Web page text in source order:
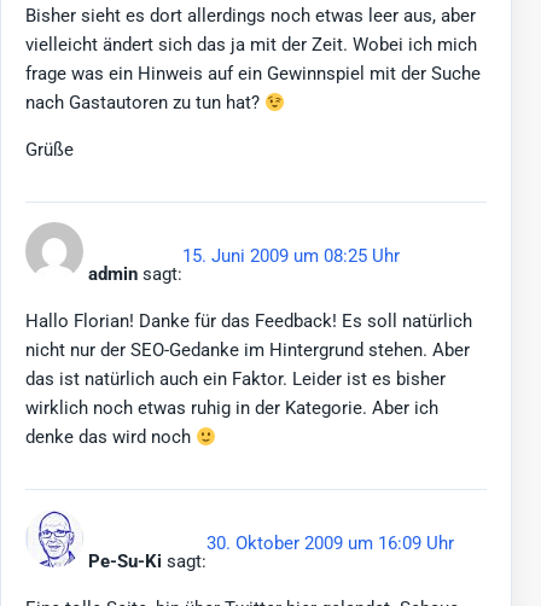
Bisher sieht es dort allerdings noch etwas leer aus, aber
vielleicht ändert sich das ja mit der Zeit. Wobei ich mich
frage was ein Hinweis auf ein Gewinnspiel mit der Suche
nach Gastautoren zu tun hat?
Grüße
admin sagt:
15. Juni 2009 um 08:25 Uhr
Hallo Florian! Danke für das Feedback! Es soll natürlich
nicht nur der SEO-Gedanke im Hintergrund stehen. Aber
das ist natürlich auch ein Faktor. Leider ist es bisher
wirklich noch etwas ruhig in der Kategorie. Aber ich
denke das wird noch
Pe-Su-Ki sagt:
30. Oktober 2009 um 16:09 Uhr